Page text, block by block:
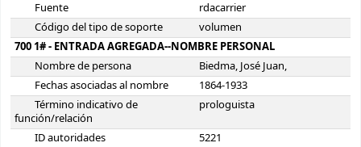
Fuente
rdacarrier
Código del tipo de soporte
volumen
700 1# - ENTRADA AGREGADA--NOMBRE PERSONAL
Nombre de persona
Biedma, José Juan,
Fechas asociadas al nombre
1864-1933
Término indicativo de
función/relación
prologuista
ID autoridades 5221